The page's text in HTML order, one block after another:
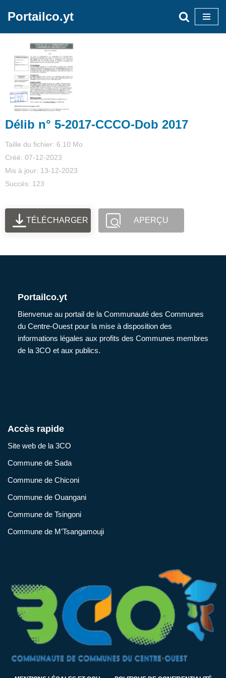
contenu
Portailco.yt
Délib n° 5-2017-CCCO-Dob 2017
Taille du fichier: 6.10 Mo
Créé: 07-12-2023
Mis à jour: 13-12-2023
Succès: 123
TÉLÉCHARGER APERÇU
Portailco.yt
Bienvenue au portail de la Communauté des Communes
du Centre-Ouest pour la mise à disposition des
informations légales aux profits des Communes membres
de la 3CO et aux publics.
Accès rapide
Site web de la 3CO
Commune de Sada
Commune de Chiconi
Commune de Ouangani
Commune de Tsingoni
Commune de M’Tsangamouji